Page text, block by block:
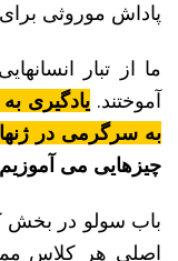
پاداش موروثی
ما از تبار
آموختند. یادگیری
به سرگرمی در
چیزهایی می
باب سولو در
اصلی هر کلاس